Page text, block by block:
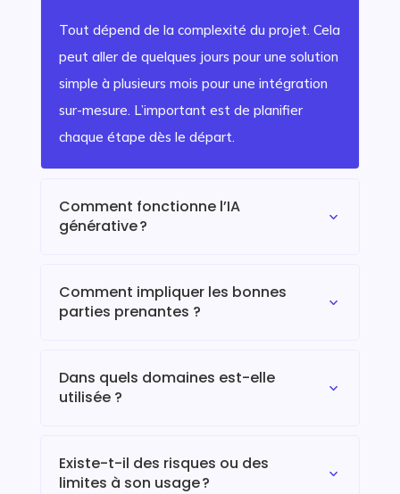
Tout dépend de la complexité du projet. Cela
peut aller de quelques jours pour une solution
simple à plusieurs mois pour une intégration
sur-mesure. L’important est de planifier
chaque étape dès le départ.
3
Comment fonctionne l’IA
générative ?
3
Comment impliquer les bonnes
parties prenantes ?
3
Dans quels domaines est-elle
utilisée ?
3
Existe-t-il des risques ou des
limites à son usage ?